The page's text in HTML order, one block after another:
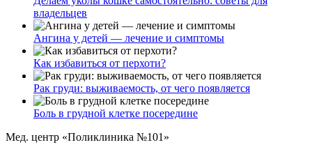
владельцев
Ангина у детей — лечение и симптомы
Как избавиться от перхоти?
Рак груди: выживаемость, от чего появляется
Боль в грудной клетке посередине
Мед. центр «Поликлиника №101»